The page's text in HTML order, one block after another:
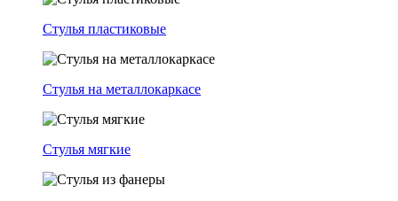
Стулья пластиковые
Стулья на металлокаркасе
Стулья мягкие